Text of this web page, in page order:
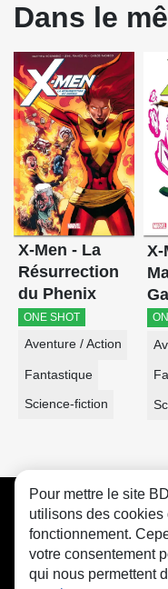
Dans le
X-Men - La
Résurrection
du Phenix
ONE SHOT
Aventure / Action
Fantastique
Science-fiction
X-
CGU
Pour mettre le site
utilisons des
fonctionnement.
votre consentement
qui nous permettent